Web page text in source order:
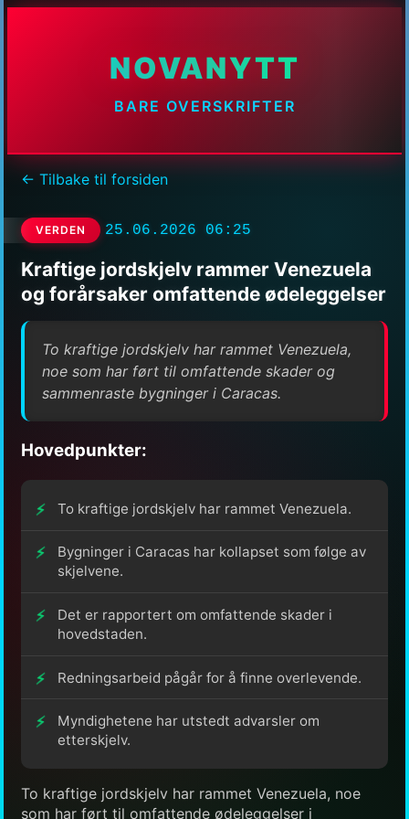
NOVANYTT
BARE OVERSKRIFTER
← Tilbake til forsiden
VERDEN 25.06.2026 06:25
Kraftige jordskjelv rammer Venezuela
og forårsaker omfattende ødeleggelser
To kraftige jordskjelv har rammet Venezuela,
noe som har ført til omfattende skader og
sammenraste bygninger i Caracas.
Hovedpunkter:
To kraftige jordskjelv har rammet Venezuela.
Bygninger i Caracas har kollapset som følge av
skjelvene.
Det er rapportert om omfattende skader i
hovedstaden.
Redningsarbeid pågår for å finne overlevende.
Myndighetene har utstedt advarsler om
etterskjelv.
To kraftige jordskjelv har rammet Venezuela, noe
som har ført til omfattende ødeleggelser i